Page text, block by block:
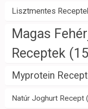
Lisztmentes
Magas
Receptek
Myprotein
Natúr Joghurt Recept